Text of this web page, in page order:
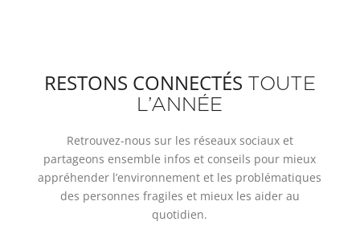
RESTONS CONNECTÉS TOUTE
L’ANNÉE
Retrouvez-nous sur les réseaux sociaux et
partageons ensemble infos et conseils pour mieux
appréhender l’environnement et les problématiques
des personnes fragiles et mieux les aider au
quotidien.